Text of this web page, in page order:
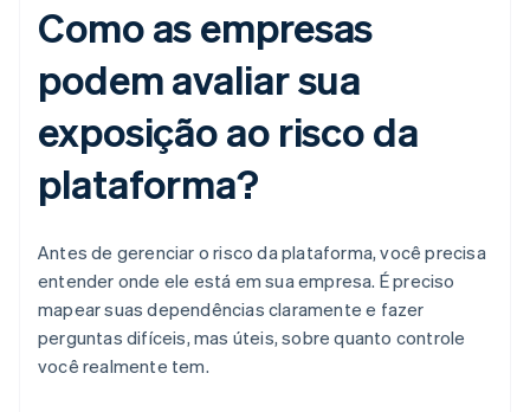
Como as empresas
podem avaliar sua
exposição ao risco da
plataforma?
Antes de gerenciar o risco da plataforma, você precisa
entender onde ele está em sua empresa. É preciso
mapear suas dependências claramente e fazer
perguntas difíceis, mas úteis, sobre quanto controle
você realmente tem.